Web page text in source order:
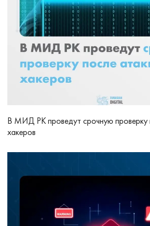
В МИД РК проведут срочную проверку
хакеров